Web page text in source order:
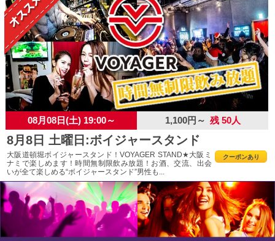
08月08日(土) 19:00～ 1,100円～ 残 50人
8月8日 土曜日:ボイジャースタンド
クーポンあり
大阪道頓堀ボイジャースタンド！VOYAGER STAND★大阪ミ
ナミで楽しめます！時間無制限飲み放題！お酒、交流、出会
いが全て楽しめる“ボイジャースタンド”男性も...